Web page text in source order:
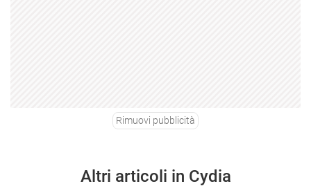
Rimuovi pubblicità
Altri articoli in Cydia